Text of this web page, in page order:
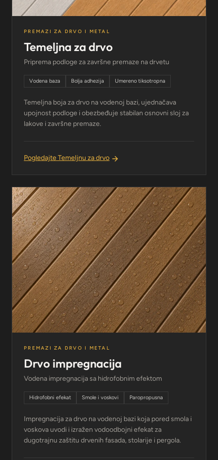
PREMAZI ZA DRVO I METAL
Temeljna za drvo
Priprema podloge za završne premaze na drvetu
Vodena baza Bolja adhezija Umereno tiksotropna
Temeljna boja za drvo na vodenoj bazi, ujednačava
upojnost podloge i obezbeđuje stabilan osnovni sloj za
lakove i završne premaze.
Pogledajte Temeljnu za drvo
PREMAZI ZA DRVO I METAL
Drvo impregnacija
Vodena impregnacija sa hidrofobnim efektom
Hidrofobni efekat Smole i voskovi Paropropusna
Impregnacija za drvo na vodenoj bazi koja pored smola i
voskova uvodi i izražen vodoodbojni efekat za
dugotrajnu zaštitu drvenih fasada, stolarije i pergola.